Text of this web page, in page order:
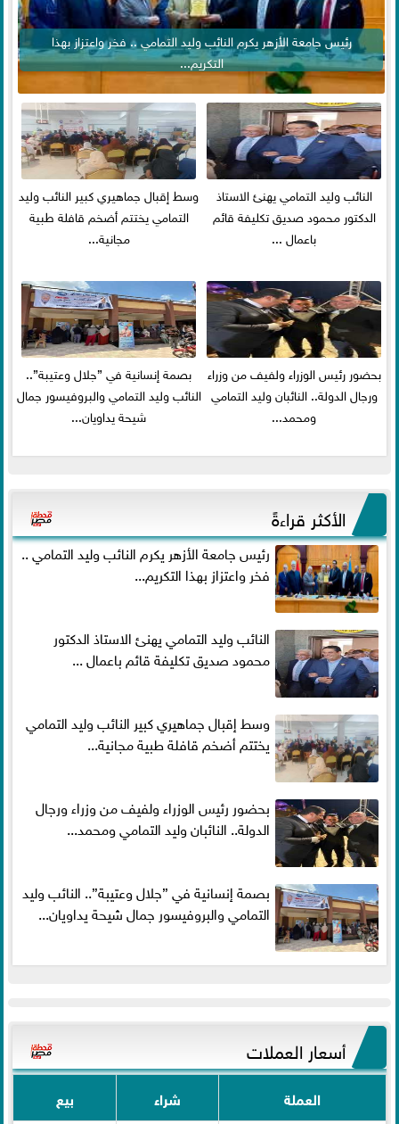
رئيس جامعة الأزهر يكرم النائب وليد التمامي .. فخر واعتزاز بهذا
التكريم...
النائب وليد التمامي يهنئ الاستاذ
الدكتور محمود صديق تكليفة قائم
باعمال ...
وسط إقبال جماهيري كبير النائب وليد
التمامي يختتم أضخم قافلة طبية
مجانية...
بحضور رئيس الوزراء ولفيف من وزراء
ورجال الدولة.. النائبان وليد التمامي
ومحمد...
بصمة إنسانية في ”جلال وعتيبة”..
النائب وليد التمامي والبروفيسور جمال
شيحة يداويان...
الأكثر قراءةً
رئيس جامعة الأزهر يكرم النائب وليد التمامي ..
فخر واعتزاز بهذا التكريم...
النائب وليد التمامي يهنئ الاستاذ الدكتور
محمود صديق تكليفة قائم باعمال ...
وسط إقبال جماهيري كبير النائب وليد التمامي
يختتم أضخم قافلة طبية مجانية...
بحضور رئيس الوزراء ولفيف من وزراء ورجال
الدولة.. النائبان وليد التمامي ومحمد...
بصمة إنسانية في ”جلال وعتيبة”.. النائب وليد
التمامي والبروفيسور جمال شيحة يداويان...
أسعار العملات
العملة شراء بيع